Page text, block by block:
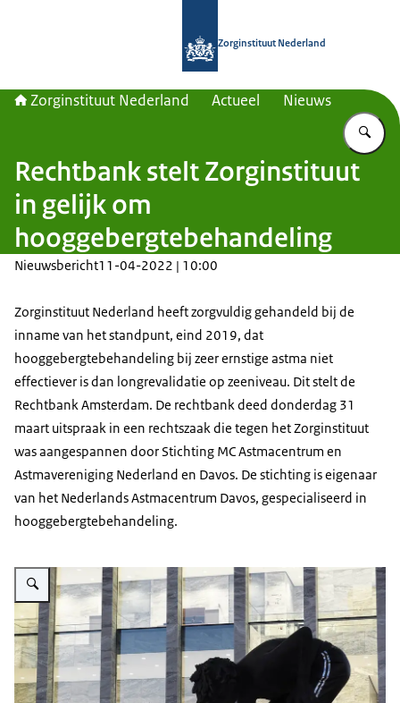
Zorginstituut Nederland
Zorginstituut Nederland Actueel Nieuws
Rechtbank stelt Zorginstituut
in gelijk om
hooggebergtebehandeling
Nieuwsbericht11-04-2022 | 10:00
Zorginstituut Nederland heeft zorgvuldig gehandeld bij de
inname van het standpunt, eind 2019, dat
hooggebergtebehandeling bij zeer ernstige astma niet
effectiever is dan longrevalidatie op zeeniveau. Dit stelt de
Rechtbank Amsterdam. De rechtbank deed donderdag 31
maart uitspraak in een rechtszaak die tegen het Zorginstituut
was aangespannen door Stichting MC Astmacentrum en
Astmavereniging Nederland en Davos. De stichting is eigenaar
van het Nederlands Astmacentrum Davos, gespecialiseerd in
hooggebergtebehandeling.
Vergroot afbeelding De foto toont het kunstwerk ‘Love or Generosity’